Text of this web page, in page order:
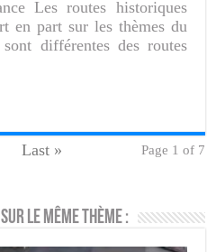
Les routes historiques
en part sur les thèmes du
différentes des routes
Page 1 of 7
Last »
le même thème :